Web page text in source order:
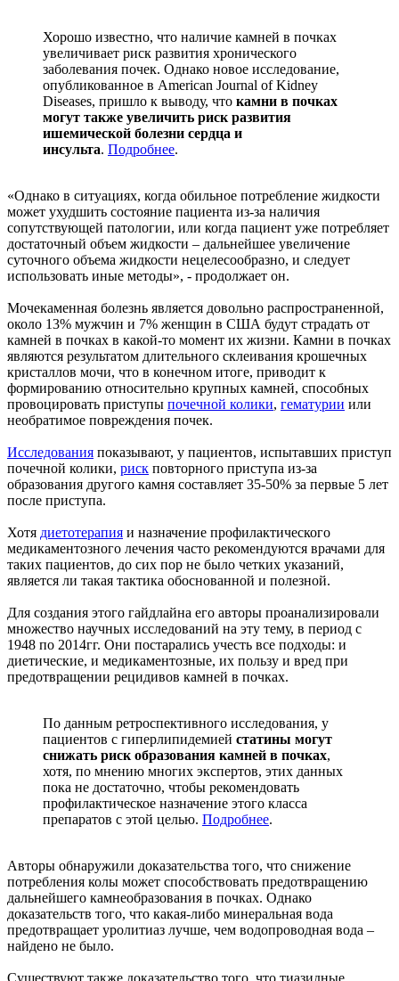
Хорошо известно, что наличие камней в почках
увеличивает риск развития хронического
заболевания почек. Однако новое исследование,
опубликованное в American Journal of Kidney
Diseases, пришло к выводу, что камни в почках
могут также увеличить риск развития
ишемической болезни сердца и
инсульта. Подробнее.
«Однако в ситуациях, когда обильное потребление жидкости
может ухудшить состояние пациента из-за наличия
сопутствующей патологии, или когда пациент уже потребляет
достаточный объем жидкости – дальнейшее увеличение
суточного объема жидкости нецелесообразно, и следует
использовать иные методы», - продолжает он.
Мочекаменная болезнь является довольно распространенной,
около 13% мужчин и 7% женщин в США будут страдать от
камней в почках в какой-то момент их жизни. Камни в почках
являются результатом длительного склеивания крошечных
кристаллов мочи, что в конечном итоге, приводит к
формированию относительно крупных камней, способных
провоцировать приступы почечной колики, гематурии или
необратимое повреждения почек.
Исследования показывают, у пациентов, испытавших приступ
почечной колики, риск повторного приступа из-за
образования другого камня составляет 35-50% за первые 5 лет
после приступа.
Хотя диетотерапия и назначение профилактического
медикаментозного лечения часто рекомендуются врачами для
таких пациентов, до сих пор не было четких указаний,
является ли такая тактика обоснованной и полезной.
Для создания этого гайдлайна его авторы проанализировали
множество научных исследований на эту тему, в период с
1948 по 2014гг. Они постарались учесть все подходы: и
диетические, и медикаментозные, их пользу и вред при
предотвращении рецидивов камней в почках.
По данным ретроспективного исследования, у
пациентов с гиперлипидемией статины могут
снижать риск образования камней в почках,
хотя, по мнению многих экспертов, этих данных
пока не достаточно, чтобы рекомендовать
профилактическое назначение этого класса
препаратов с этой целью. Подробнее.
Авторы обнаружили доказательства того, что снижение
потребления колы может способствовать предотвращению
дальнейшего камнеобразования в почках. Однако
доказательств того, что какая-либо минеральная вода
предотвращает уролитиаз лучше, чем водопроводная вода –
найдено не было.